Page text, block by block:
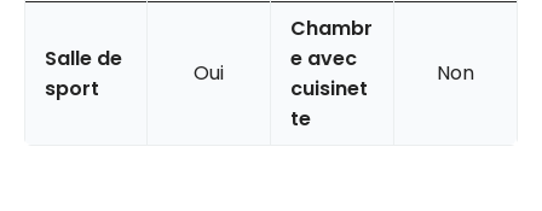
Salle de
sport
Oui
Chambr
e avec
cuisinet
te
Non